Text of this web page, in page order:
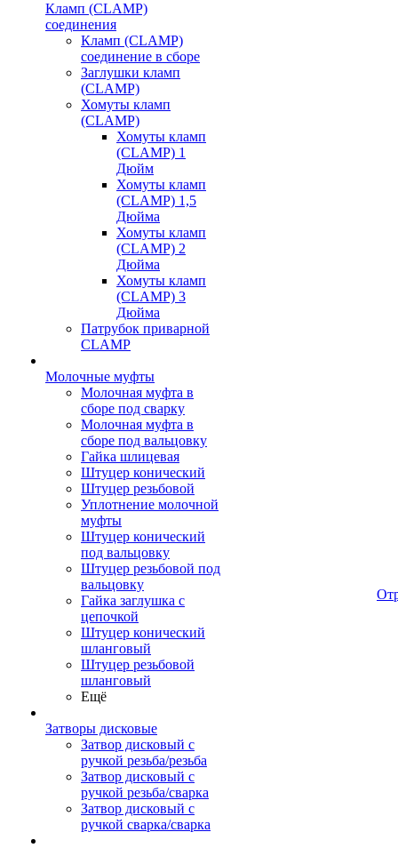
Кламп (CLAMP)
соединения
Кламп (CLAMP)
соединение в сборе
Заглушки кламп
(CLAMP)
Хомуты кламп
(CLAMP)
Хомуты кламп
(CLAMP) 1
Дюйм
Хомуты кламп
(CLAMP) 1,5
Дюйма
Хомуты кламп
(CLAMP) 2
Дюйма
Хомуты кламп
(CLAMP) 3
Дюйма
Патрубок приварной
CLAMP
Молочные муфты
Молочная муфта в
сборе под сварку
Молочная муфта в
сборе под вальцовку
Гайка шлицевая
Штуцер конический
Штуцер резьбовой
Уплотнение молочной
муфты
Штуцер конический
под вальцовку
Штуцер резьбовой под
вальцовку
Гайка заглушка с
цепочкой
Штуцер конический
шланговый
Штуцер резьбовой
шланговый
Ещё
Затворы дисковые
Затвор дисковый с
ручкой резьба/резьба
Затвор дисковый с
ручкой резьба/сварка
Затвор дисковый с
ручкой сварка/сварка